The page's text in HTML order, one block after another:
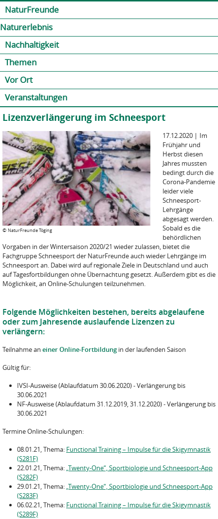
NaturFreunde
Naturerlebnis
Nachhaltigkeit
Themen
Vor Ort
Veranstaltungen
Lizenzverlängerung im Schneesport
© NaturFreunde Töging
17.12.2020 | Im
Frühjahr und
Herbst diesen
Jahres mussten
bedingt durch die
Corona-Pandemie
leider viele
Schneesport-
Lehrgänge
abgesagt werden.
Sobald es die
behördlichen
Vorgaben in der Wintersaison 2020/21 wieder zulassen, bietet die
Fachgruppe Schneesport der NaturFreunde auch wieder Lehrgänge im
Schneesport an. Dabei wird auf regionale Ziele in Deutschland und auch
auf Tagesfortbildungen ohne Übernachtung gesetzt. Außerdem gibt es die
Möglichkeit, an Online-Schulungen teilzunehmen.
Folgende Möglichkeiten bestehen, bereits abgelaufene
oder zum Jahresende auslaufende Lizenzen zu
verlängern:
Teilnahme an einer Online-Fortbildung in der laufenden Saison
Gültig für:
IVSI-Ausweise (Ablaufdatum 30.06.2020) - Verlängerung bis
30.06.2021
NF-Ausweise (Ablaufdatum 31.12.2019, 31.12.2020) - Verlängerung bis
30.06.2021
Termine Online-Schulungen:
08.01.21, Thema: Functional Training – Impulse für die Skigymnastik
(S281F)
22.01.21, Thema:„Twenty-One“, Sportbiologie und Schneesport-App
(S282F)
29.01.21, Thema:„Twenty-One“, Sportbiologie und Schneesport-App
(S283F)
06.02.21, Thema: Functional Training – Impulse für die Skigymnastik
(S289F)